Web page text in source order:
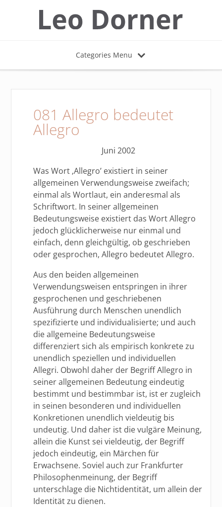
Categories Menu
081 Allegro bedeutet
Allegro
Juni 2002
Was Wort ‚Allegro’ existiert in seiner
allgemeinen Verwendungsweise zweifach;
einmal als Wortlaut, ein anderesmal als
Schriftwort. In seiner allgemeinen
Bedeutungsweise existiert das Wort Allegro
jedoch glücklicherweise nur einmal und
einfach, denn gleichgültig, ob geschrieben
oder gesprochen, Allegro bedeutet Allegro.
Aus den beiden allgemeinen
Verwendungsweisen entspringen in ihrer
gesprochenen und geschriebenen
Ausführung durch Menschen unendlich
spezifizierte und individualisierte; und auch
die allgemeine Bedeutungsweise
differenziert sich als empirisch konkrete zu
unendlich speziellen und individuellen
Allegri. Obwohl daher der Begriff Allegro in
seiner allgemeinen Bedeutung eindeutig
bestimmt und bestimmbar ist, ist er zugleich
in seinen besonderen und individuellen
Konkretionen unendlich vieldeutig bis
undeutig. Und daher ist die vulgäre Meinung,
allein die Kunst sei vieldeutig, der Begriff
jedoch eindeutig, ein Märchen für
Erwachsene. Soviel auch zur Frankfurter
Philosophenmeinung, der Begriff
unterschlage die Nichtidentität, um allein der
Identität zu dienen.